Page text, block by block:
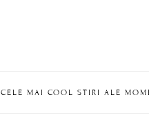
CELE MAI COOL STIRI ALE